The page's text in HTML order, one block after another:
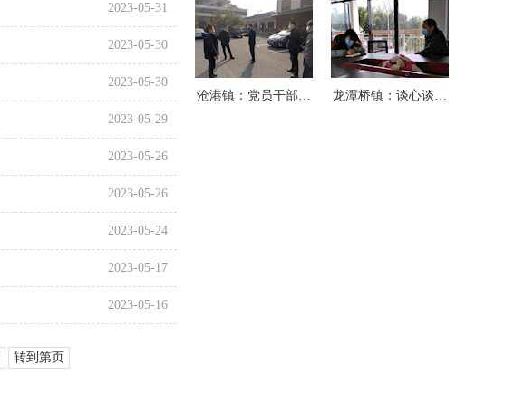
沧港镇：党员干部… 龙潭桥镇：谈心谈…
2023-05-31
2023-05-30
2023-05-30
2023-05-29
2023-05-26
2023-05-26
2023-05-24
2023-05-17
2023-05-16
转到第页